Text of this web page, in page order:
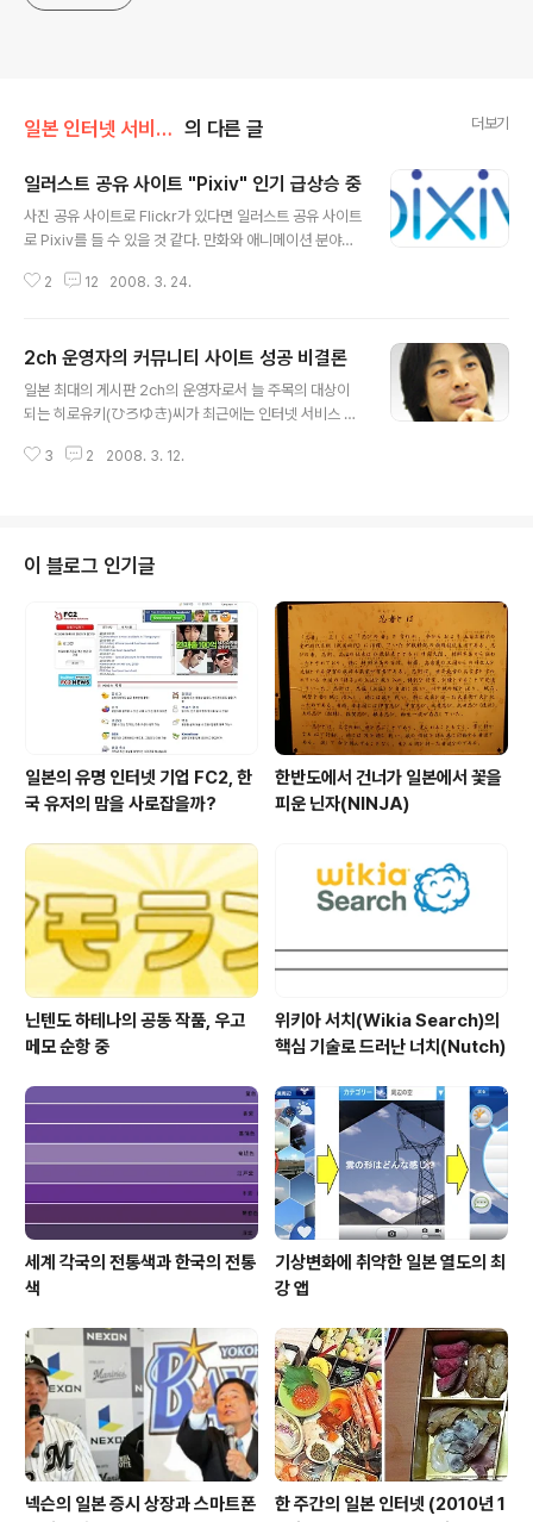
일본 인터넷 서비스 이야기 의 다른 글 더보기
일러스트 공유 사이트 "Pixiv" 인기 급상승 중
사진 공유 사이트로 Flickr가 있다면 일러스트 공유 사이트
로 Pixiv를 들 수 있을 것 같다. 만화와 애니메이션 분야에
일본의 기반이 되는 오타쿠 문화와 활발한 동인지 활동 등
서 운영하고 있다. Pixiv는 초기 프로그래머이자 일러스트
동인지 작가였던 가미타니(上谷)씨가 개인적으로 만들어
운영하던 사이트였지만 예상 외의 인기로 사용자가 급속도
선 시점에 Pixiv의 서버를 빌려쓰던 CROOC의 서비스로
2 12 2008. 3. 24.
2ch 운영자의 커뮤니티 사이트 성공 비결론
일본 최대의 게시판 2ch의 운영자로서 늘 주목의 대상이
되는 히로유키(ひろゆき)씨가 최근에는 인터넷 서비스 중
더욱 높이고 있다. 텍스트 중심의 커뮤니티 사이트로는 최
자적 하며 세상을 달관한 듯한 태도는 더욱 그 강도를 높이
고 있는데, 이번에 니코니코동화의 성공 원인과 커뮤니티
사이트 운영에 대한 자신을 견해를 피력하였다. ひろゆき
氏が明かす、「ニコニコ動画が人気な理由」と「コミュ
ニティ運営のコツ」 히로유키씨가 밝히는 "니코니코동화
의 인기 비결"과 커뮤니티 운영의 방법" 니코니코동화가 인
3 2 2008. 3. 12.
이 블로그 인기글
일본의 유명 인터넷 기업 FC2, 한
국 유저의 맘을 사로잡을까?
한반도에서 건너가 일본에서 꽃을
피운 닌자(NINJA)
닌텐도 하테나의 공동 작품, 우고
메모 순항 중
위키아 서치(Wikia Search)의
핵심 기술로 드러난 너치(Nutch)
세계 각국의 전통색과 한국의 전통
색
기상변화에 취약한 일본 열도의 최
강 앱
넥슨의 일본 증시 상장과 스마트폰
한 주간의 일본 인터넷 (2010년 1